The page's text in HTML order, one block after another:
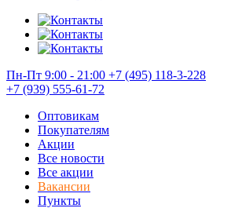
Пн-Пт 9:00 - 21:00 +7 (495) 118-3-228
+7 (939) 555-61-72
Оптовикам
Покупателям
Акции
Все новости
Все акции
Вакансии
Пункты